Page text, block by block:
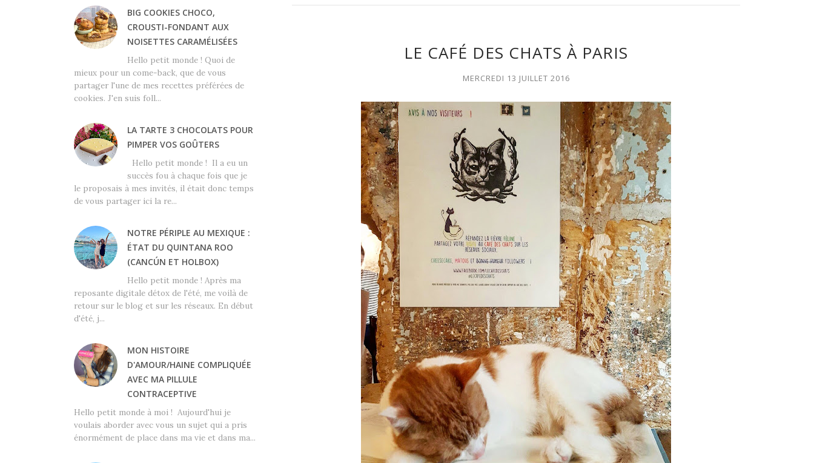
LE CAFÉ DES CHATS À PARIS
MERCREDI 13 JUILLET 2016
BIG COOKIES CHOCO,
CROUSTI-FONDANT AUX
NOISETTES CARAMÉLISÉES
Hello petit monde ! Quoi de
mieux pour un come-back, que de vous
partager l'une de mes recettes préférées de
cookies. J'en suis foll...
LA TARTE 3 CHOCOLATS POUR
PIMPER VOS GOÛTERS
Hello petit monde ! Il a eu un
succès fou à chaque fois que je
le proposais à mes invités, il était donc temps
de vous partager ici la re...
NOTRE PÉRIPLE AU MEXIQUE :
ÉTAT DU QUINTANA ROO
(CANCÚN ET HOLBOX)
Hello petit monde ! Après ma
reposante digitale détox de l'été, me voilà de
retour sur le blog et sur les réseaux. En début
d'été, j...
MON HISTOIRE
D'AMOUR/HAINE COMPLIQUÉE
AVEC MA PILLULE
CONTRACEPTIVE
Hello petit monde à moi ! Aujourd'hui je
voulais aborder avec vous un sujet qui a pris
énormément de place dans ma vie et dans ma...